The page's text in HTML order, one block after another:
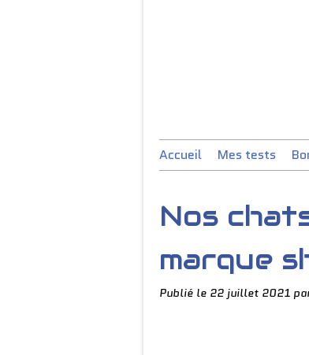
Accueil Mes tests
Nos
marque
Publié le 22 juillet 2021